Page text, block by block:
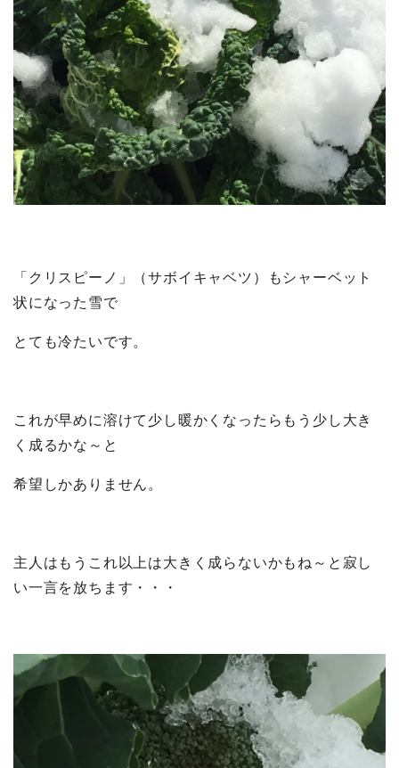
「クリスピーノ」（サボイキャベツ）もシャーベット
状になった雪で
とても冷たいです。
これが早めに溶けて少し暖かくなったらもう少し大き
く成るかな～と
希望しかありません。
主人はもうこれ以上は大きく成らないかもね～と寂し
い一言を放ちます・・・